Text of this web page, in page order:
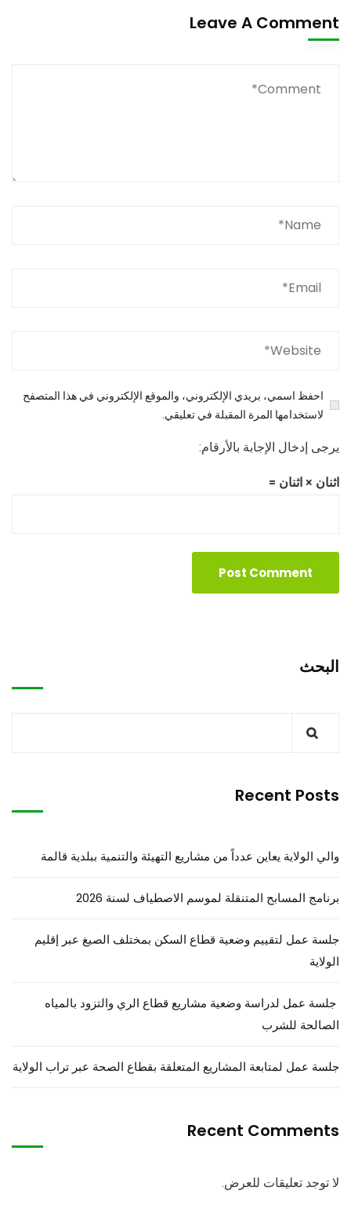
Leave A Comment
احفظ اسمي، بريدي الإلكتروني، والموقع الإلكتروني في هذا المتصفح
لاستخدامها المرة المقبلة في تعليقي.
يرجى إدخال الإجابة بالأرقام:
اثنان × اثنان =
البحث
Recent Posts
والي الولاية يعاين عدداً من مشاريع التهيئة والتنمية ببلدية قالمة
برنامج المسابح المتنقلة لموسم الاصطياف لسنة 2026
جلسة عمل لتقييم وضعية قطاع السكن بمختلف الصيغ عبر إقليم
الولاية
جلسة عمل لدراسة وضعية مشاريع قطاع الري والتزود بالمياه
الصالحة للشرب
جلسة عمل لمتابعة المشاريع المتعلقة بقطاع الصحة عبر تراب الولاية
Recent Comments
لا توجد تعليقات للعرض.